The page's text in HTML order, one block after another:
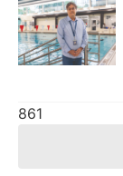
861